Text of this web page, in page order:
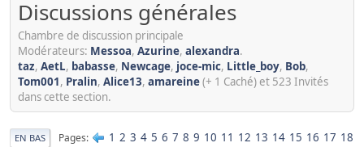
Discussions générales
Chambre de discussion principale
Modérateurs: Messoa, Azurine, alexandra.
taz, AetL, babasse, Newcage, joce-mic, Little_boy, Bob,
Tom001, Pralin, Alice13, amareine(+ 1 Caché) et 523 Invités
dans cette section.
EN BAS Pages 1 2 3 4 5 6 7 8 9 10 11 12 13 14 15 16 17 18